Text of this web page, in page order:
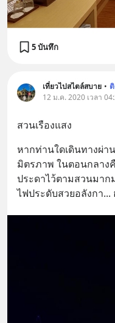
5 บันทึก
เที่ยวไปสไตล์สบาย •
12 ม.ค. 2020 เวลา
สวนเรืองแสง
หากท่านใดเดินทางผ่
มิตรภาพ ในตอนกลาง
ประดาไว้ตามสวนมา
ไฟประดับสวยอลังกา...